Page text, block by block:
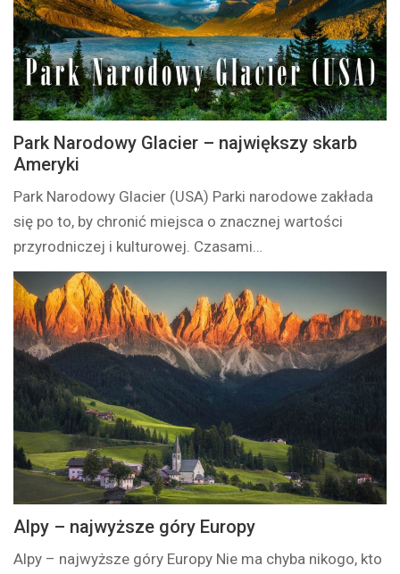
Park Narodowy Glacier – największy skarb
Ameryki
Park Narodowy Glacier (USA) Parki narodowe zakłada
się po to, by chronić miejsca o znacznej wartości
przyrodniczej i kulturowej. Czasami…
Alpy – najwyższe góry Europy
Alpy – najwyższe góry Europy Nie ma chyba nikogo, kto